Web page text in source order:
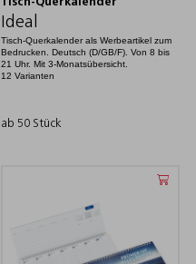
Ideal
Tisch-Querkalender als Werbeartikel zum
Bedrucken. Deutsch (D/GB/F). Von 8 bis
21 Uhr. Mit 3-Monatsübersicht.
12 Varianten
ab 50 Stück